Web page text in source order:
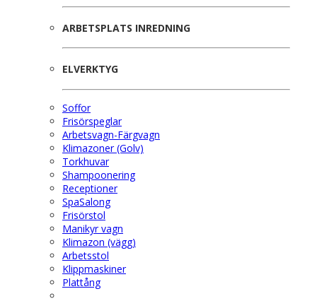
ARBETSPLATS INREDNING
ELVERKTYG
Soffor
Frisörspeglar
Arbetsvagn-Färgvagn
Klimazoner (Golv)
Torkhuvar
Shampoonering
Receptioner
SpaSalong
Frisörstol
Manikyr vagn
Klimazon (vägg)
Arbetsstol
Klippmaskiner
Plattång